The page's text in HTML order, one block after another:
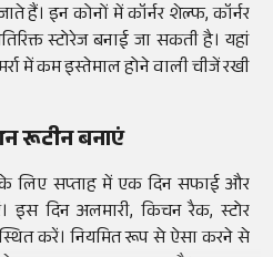
हैं। इन कोनों में कॉर्नर शेल्फ, कॉर्नर
स्टोरेज बनाई जा सकती है। यहां
में कम इस्तेमाल होने वाली चीजें रखी
रूटीन बनाएं
लिए सप्ताह में एक दिन सफाई और
दिन अलमारी, किचन रैक, स्टोर
करें। नियमित रूप से ऐसा करने से